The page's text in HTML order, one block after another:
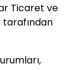
Ticaret ve
tarafından